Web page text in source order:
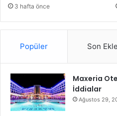
n
d
u
y
u
3 hafta önce
Popüler Son
Maxeria
İddialar
Ağustos 29,